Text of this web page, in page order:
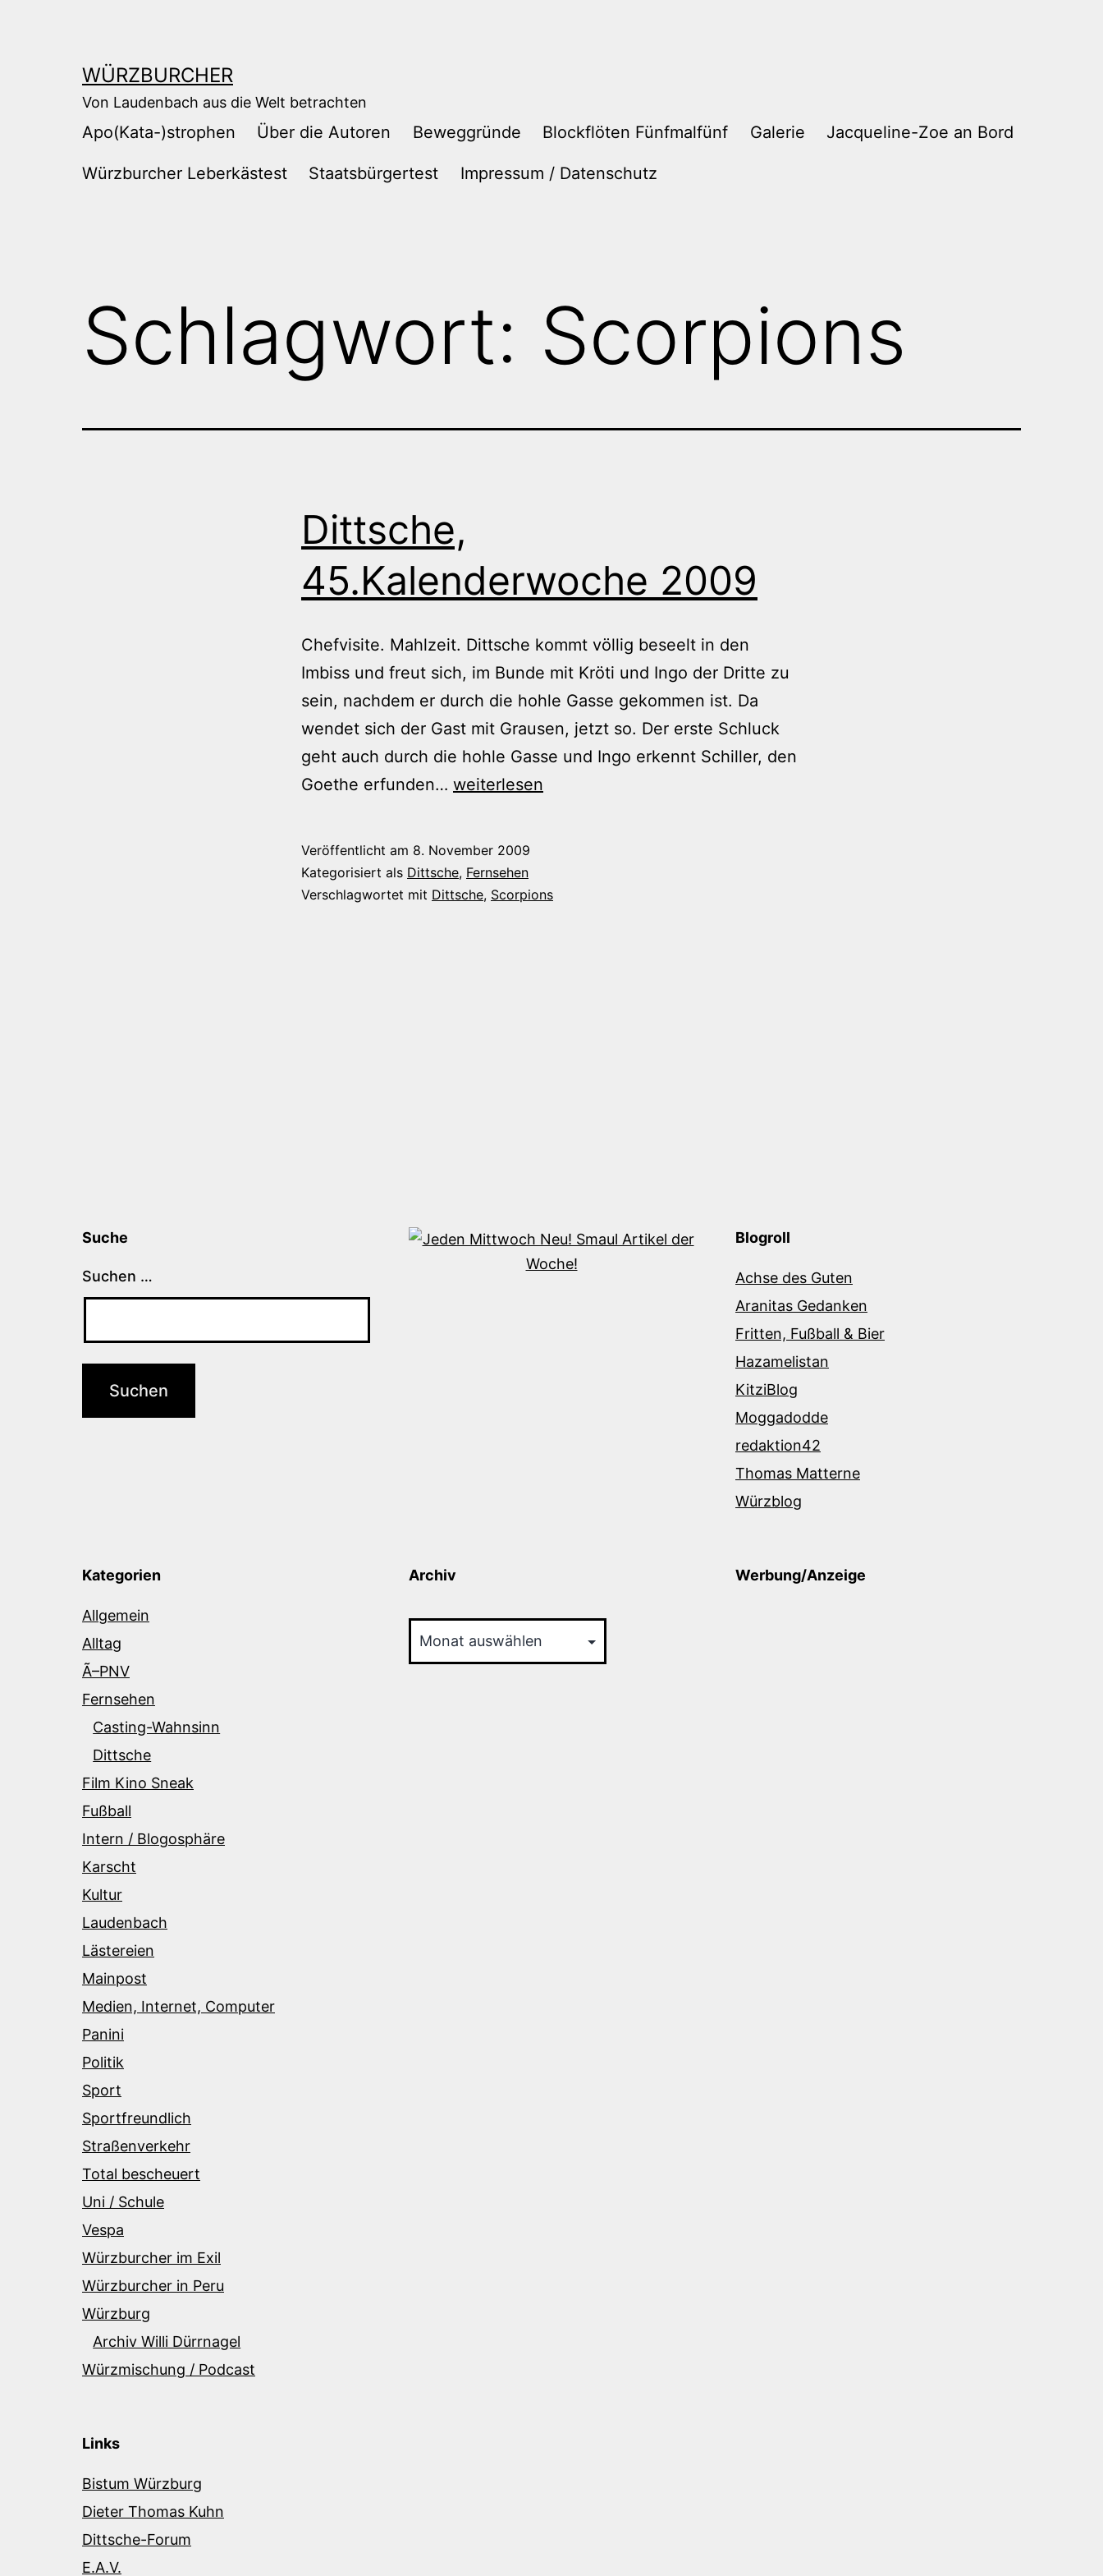
WÜRZBURCHER
Von Laudenbach aus die Welt betrachten
Apo(Kata-)strophen Über die Autoren Beweggründe Blockflöten Fünfmalfünf Galerie Jacqueline-Zoe an Bord
Würzburcher Leberkästest Staatsbürgertest Impressum / Datenschutz
Schlagwort: Scorpions
Dittsche,
45.Kalenderwoche 2009
Chefvisite. Mahlzeit. Dittsche kommt völlig beseelt in den
Imbiss und freut sich, im Bunde mit Kröti und Ingo der Dritte zu
sein, nachdem er durch die hohle Gasse gekommen ist. Da
wendet sich der Gast mit Grausen, jetzt so. Der erste Schluck
geht auch durch die hohle Gasse und Ingo erkennt Schiller, den
Goethe erfunden… Dittsche,
weiterlesen
Veröffentlicht am 8. November 2009
Kategorisiert als Dittsche, Fernsehen
Verschlagwortet mit Dittsche, Scorpions
Suche
Suchen …
Blogroll
Achse des Guten
Aranitas Gedanken
Fritten, Fußball & Bier
Hazamelistan
KitziBlog
Moggadodde
redaktion42
Thomas Matterne
Würzblog
Kategorien
Allgemein
Alltag
Ã–PNV
Fernsehen
Casting-Wahnsinn
Dittsche
Film Kino Sneak
Fußball
Intern / Blogosphäre
Karscht
Kultur
Laudenbach
Lästereien
Mainpost
Medien, Internet, Computer
Panini
Politik
Sport
Sportfreundlich
Straßenverkehr
Total bescheuert
Uni / Schule
Vespa
Würzburcher im Exil
Würzburcher in Peru
Würzburg
Archiv Willi Dürrnagel
Würzmischung / Podcast
Archiv Werbung/Anzeige
Links
Bistum Würzburg
Dieter Thomas Kuhn
Dittsche-Forum
E.A.V.